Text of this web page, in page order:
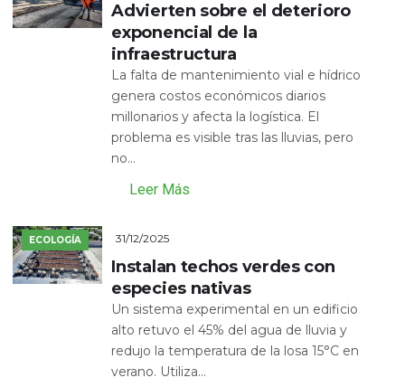
Advierten sobre el deterioro
exponencial de la
infraestructura
La falta de mantenimiento vial e hídrico
genera costos económicos diarios
millonarios y afecta la logística. El
problema es visible tras las lluvias, pero
no...
Leer Más
ECOLOGÍA 31/12/2025
Instalan techos verdes con
especies nativas
Un sistema experimental en un edificio
alto retuvo el 45% del agua de lluvia y
redujo la temperatura de la losa 15°C en
verano. Utiliza...